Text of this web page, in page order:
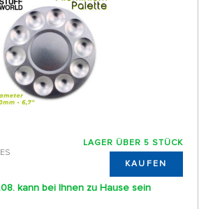
LAGER ÜBER 5 STÜCK
KAUFEN
kann bei Ihnen zu Hause sein